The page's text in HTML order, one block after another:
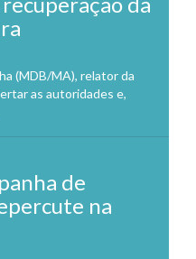
(MDB/MA), relator da
as autoridades e,
de
na